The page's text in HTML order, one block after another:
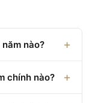
nào?
chính nào?